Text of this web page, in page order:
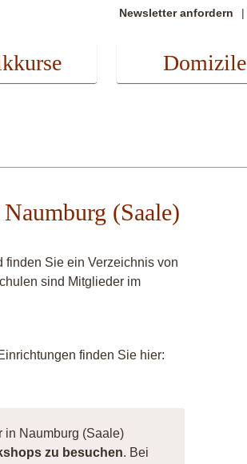
Newsletter anfordern
Domizile
(Saale)
finden Sie ein Verzeichnis von
sind Mitglieder im
finden Sie hier:
in Naumburg (Saale)
zu besuchen. Bei